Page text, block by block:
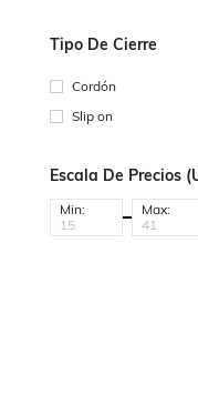
Tipo De Cierre
Cordón
Slip on
Escala De Precios
Min: Max: